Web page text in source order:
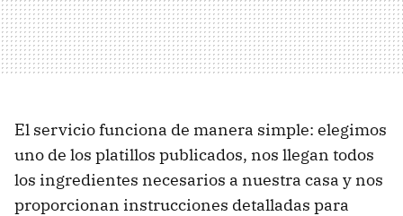
El servicio funciona de manera simple: elegimos
uno de los platillos publicados, nos llegan todos
los ingredientes necesarios a nuestra casa y nos
proporcionan instrucciones detalladas para